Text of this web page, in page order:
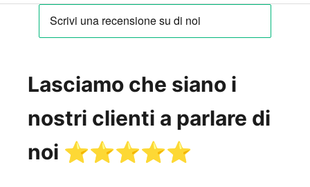
Lasciamo che siano i
nostri clienti a parlare di
noi ⭐️⭐️⭐️⭐️⭐️